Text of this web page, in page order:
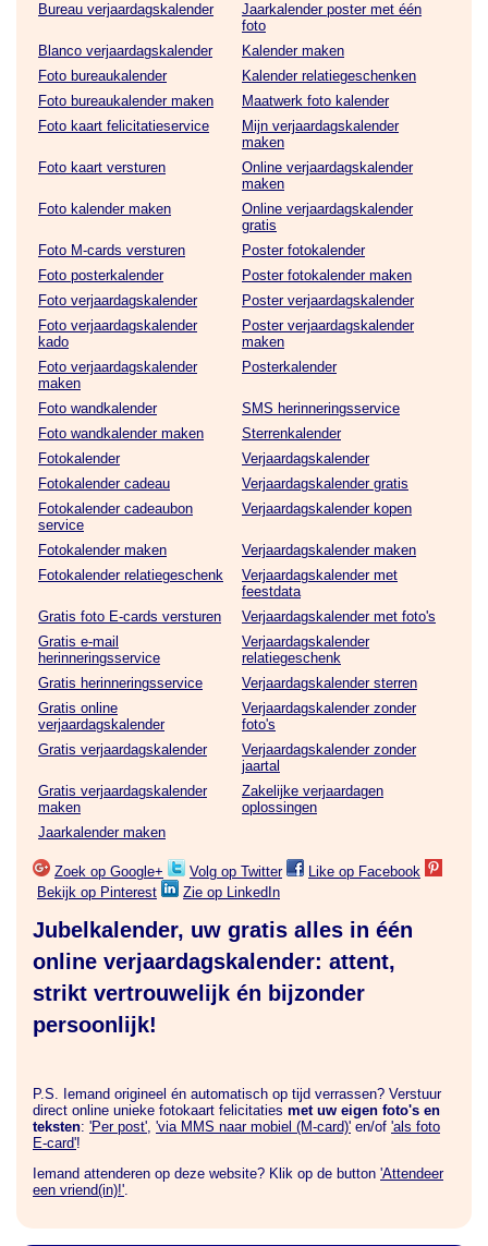
Bureau verjaardagskalender
Jaarkalender poster met één
foto
Blanco verjaardagskalender
Kalender maken
Foto bureaukalender
Kalender relatiegeschenken
Foto bureaukalender maken
Maatwerk foto kalender
Foto kaart felicitatieservice
Mijn verjaardagskalender
maken
Foto kaart versturen
Online verjaardagskalender
maken
Foto kalender maken
Online verjaardagskalender
gratis
Foto M-cards versturen
Poster fotokalender
Foto posterkalender
Poster fotokalender maken
Foto verjaardagskalender
Poster verjaardagskalender
Foto verjaardagskalender
kado
Poster verjaardagskalender
maken
Foto verjaardagskalender
maken
Posterkalender
Foto wandkalender
SMS herinneringsservice
Foto wandkalender maken
Sterrenkalender
Fotokalender
Verjaardagskalender
Fotokalender cadeau
Verjaardagskalender gratis
Fotokalender cadeaubon
service
Verjaardagskalender kopen
Fotokalender maken
Verjaardagskalender maken
Fotokalender relatiegeschenk
Verjaardagskalender met
feestdata
Gratis foto E-cards versturen
Verjaardagskalender met foto's
Gratis e-mail
herinneringsservice
Verjaardagskalender
relatiegeschenk
Gratis herinneringsservice
Verjaardagskalender sterren
Gratis online
verjaardagskalender
Verjaardagskalender zonder
foto's
Gratis verjaardagskalender
Verjaardagskalender zonder
jaartal
Gratis verjaardagskalender
maken
Zakelijke verjaardagen
oplossingen
Jaarkalender maken
Zoek op Google+ Volg op Twitter
Like op Facebook
Bekijk op Pinterest
Zie op LinkedIn
Jubelkalender, uw gratis alles in één
online verjaardagskalender: attent,
strikt vertrouwelijk én bijzonder
persoonlijk!
P.S. Iemand origineel én automatisch op tijd verrassen? Verstuur
direct online unieke fotokaart felicitaties met uw eigen foto's en
teksten: 'Per post', 'via MMS naar mobiel (M-card)' en/of 'als foto
E-card'!
Iemand attenderen op deze website? Klik op de button 'Attendeer
een vriend(in)!'.